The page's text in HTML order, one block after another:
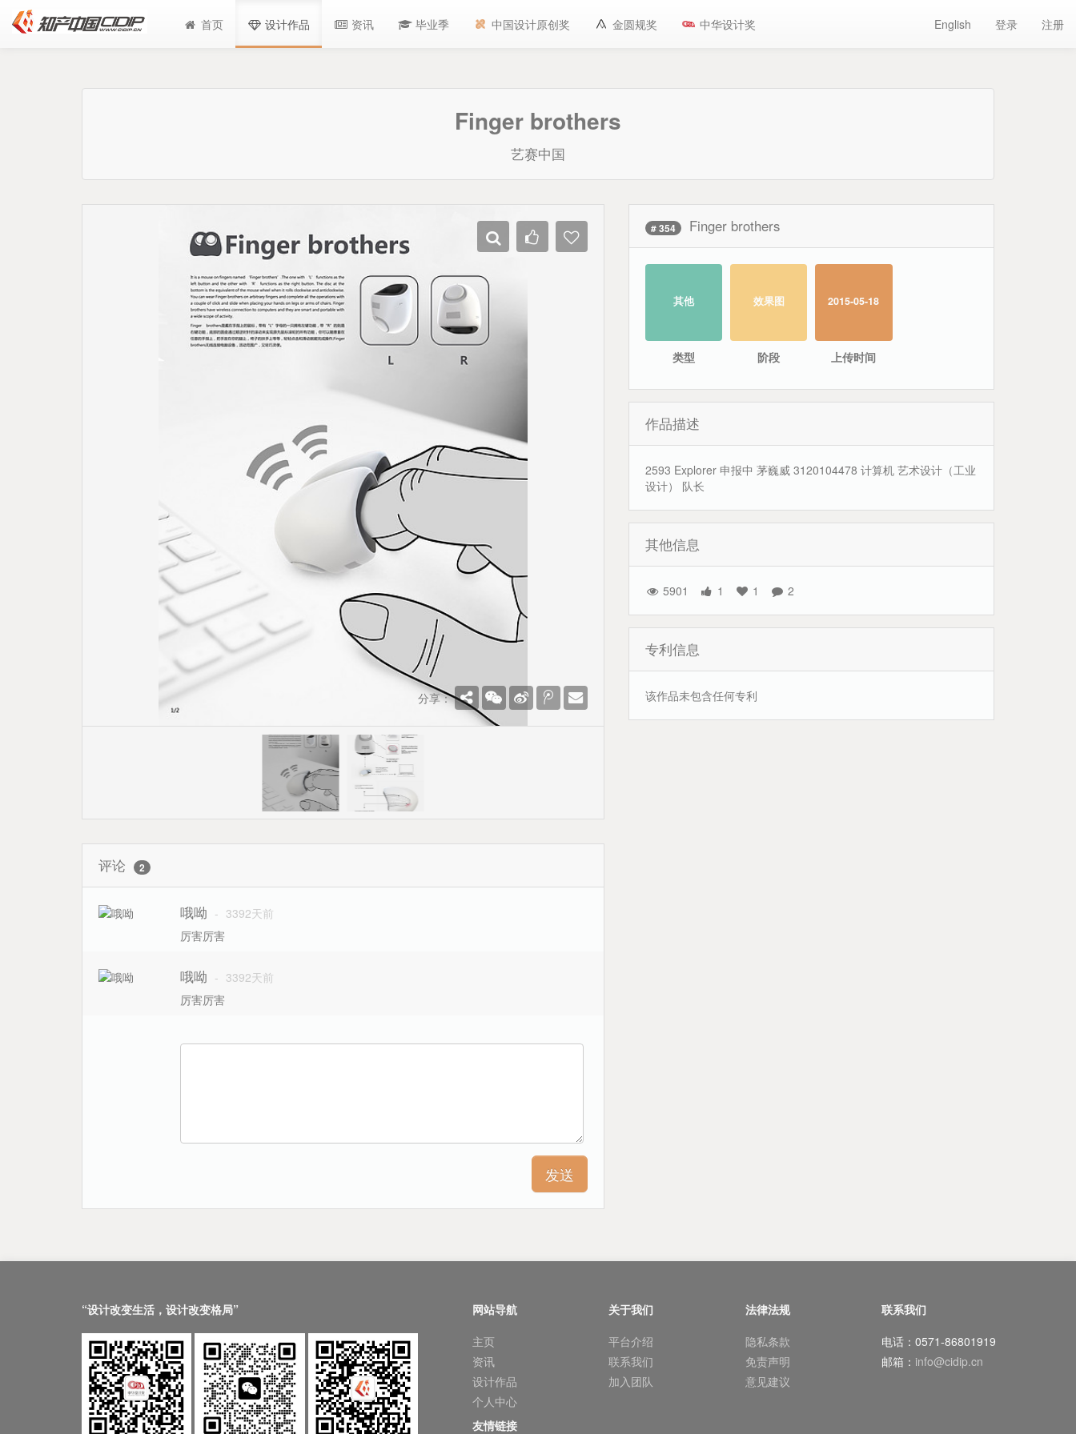
首页 设计作品 资讯 毕业季 中国设计原创奖 金圆规奖 中华设计奖 English 登录 注册
Finger brothers
艺赛中国
分享：
评论 2
哦呦 - 3392天前
厉害厉害
哦呦 - 3392天前
厉害厉害
# 354 Finger brothers
其他
类型
效果图
阶段
2015-05-18
上传时间
作品描述
2593 Explorer 申报中 茅巍威 3120104478 计算机 艺术设计（工业
设计） 队长
其他信息
5901 1 1 2
专利信息
该作品未包含任何专利
“设计改变生活，设计改变格局”
网站导航
主页
资讯
设计作品
个人中心
关于我们
平台介绍
联系我们
加入团队
法律法规
隐私条款
免责声明
意见建议
联系我们
电话：0571-86801919
邮箱： info@cidip.cn
友情链接